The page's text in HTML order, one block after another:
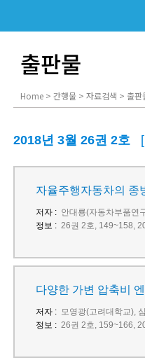
출판물
Home > 간행물 > 자료검색 > 출판
2018년 3월 26권 2호
자율주행자동차의 종
저자 : 안대룡(자동차부품연
정보 : 26권 2호, 149~158,
다양한 가변 압축비
저자 : 모영광(고려대학교),
정보 : 26권 2호, 159~166,